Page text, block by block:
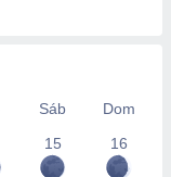
Sáb
Dom
15 16